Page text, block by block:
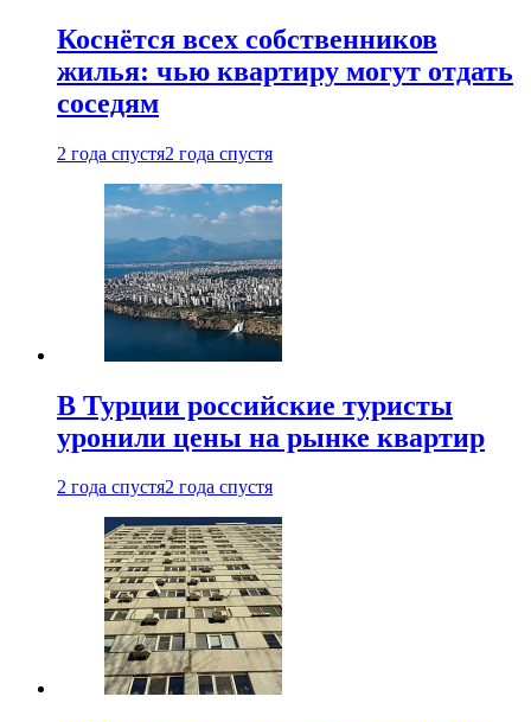
Коснётся всех собственников
жилья: чью квартиру могут отдать
соседям
2 года спустя2 года спустя
В Турции российские туристы
уронили цены на рынке квартир
2 года спустя2 года спустя